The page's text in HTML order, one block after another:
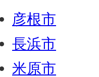
彦根市
長浜市
米原市